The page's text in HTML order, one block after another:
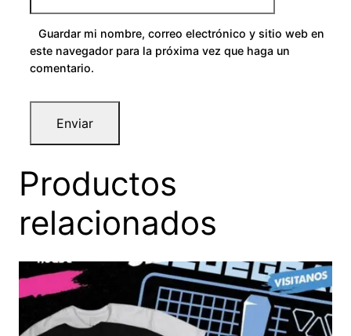
Guardar mi nombre, correo electrónico y sitio web en
este navegador para la próxima vez que haga un
comentario.
Productos
relacionados